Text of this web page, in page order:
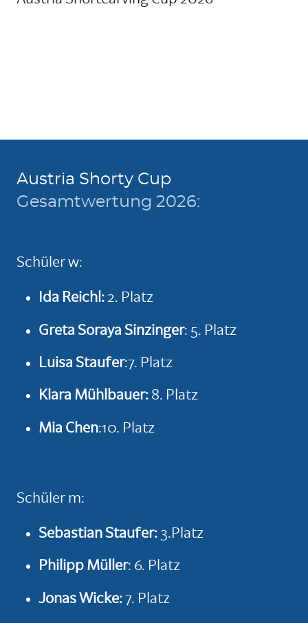
Austria Shorty Cup
Gesamtwertung 2026:
Schüler w:
Ida Reichl: 2. Platz
Greta Soraya Sinzinger: 5. Platz
Luisa Staufer:7. Platz
Klara Mühlbauer: 8. Platz
Mia Chen:10. Platz
Schüler m:
Sebastian Staufer: 3.Platz
Philipp Müller: 6. Platz
Jonas Wicke:7. Platz